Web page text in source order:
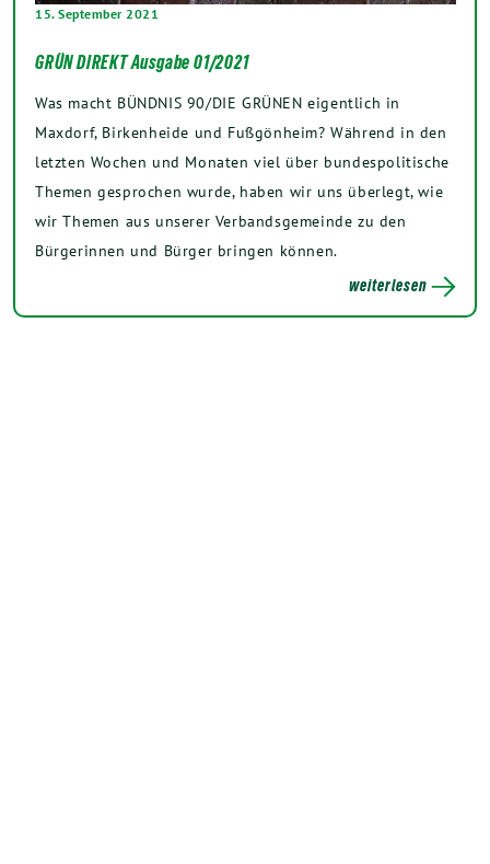
15. September 2021
GRÜN DIREKT Ausgabe 01/2021
Was macht BÜNDNIS 90/DIE GRÜNEN eigentlich in
Maxdorf, Birkenheide und Fußgönheim? Während in den
letzten Wochen und Monaten viel über bundespolitische
Themen gesprochen wurde, haben wir uns überlegt, wie
wir Themen aus unserer Verbandsgemeinde zu den
Bürgerinnen und Bürger bringen können.
weiterlesen